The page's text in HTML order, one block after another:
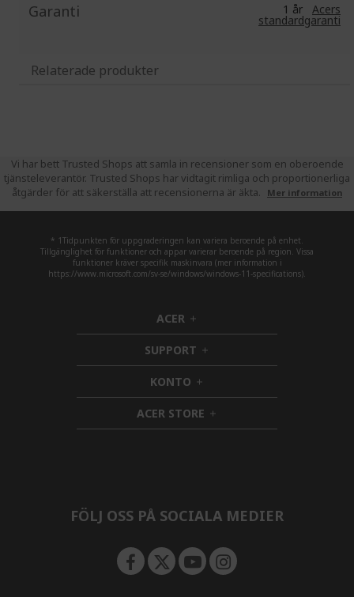
Garanti 1 år Acers
standardgaranti
Relaterade produkter
Vi har bett Trusted Shops att samla in recensioner som en oberoende
tjänsteleverantör. Trusted Shops har vidtagit rimliga och proportionerliga
åtgärder för att säkerställa att recensionerna är äkta.
Mer information
* 1Tidpunkten för uppgraderingen kan variera beroende på enhet.
Tillgänglighet för funktioner och appar varierar beroende på region. Vissa
funktioner kräver specifik maskinvara (mer information i
https://www.microsoft.com/sv-se/windows/windows-11-specifications).
ACER h
i
d
d
e
n
SUPPORT h
i
d
d
e
n
KONTO h
i
d
d
ACER STORE h
i
FÖLJ OSS PÅ SOCIALA MEDIER